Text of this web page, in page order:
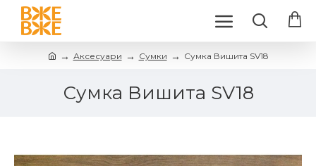
Аксесуари Сумки Сумка Вишита SV18
Сумка Вишита SV18